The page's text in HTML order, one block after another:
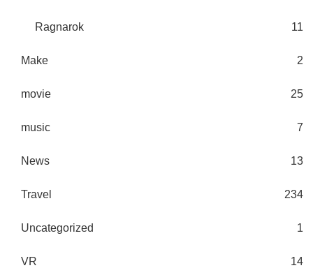
Ragnarok 11
Make 2
movie 25
music 7
News 13
Travel 234
Uncategorized 1
VR 14